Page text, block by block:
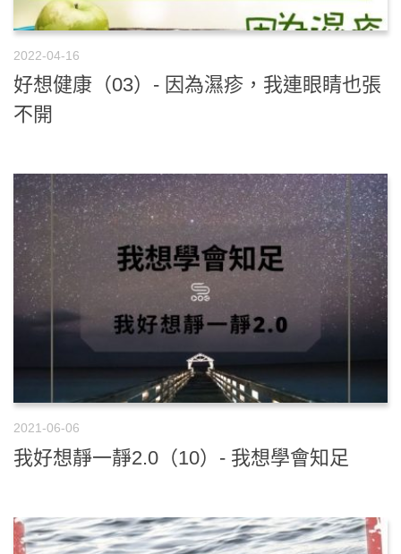
2022-04-16
好想健康（03）- 因為濕疹，我連眼睛也張
不開
2021-06-06
我好想靜一靜2.0（10）- 我想學會知足